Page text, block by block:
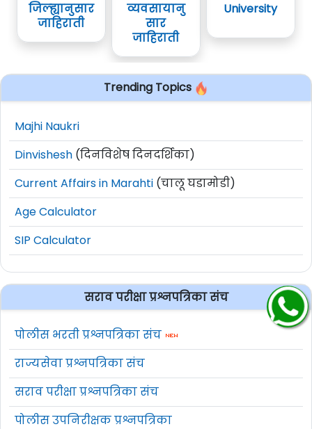
जिल्ह्यानुसार
जाहिराती
व्यवसायानु
सार
जाहिराती
University
Trending Topics
Majhi Naukri
Dinvishesh (दिनविशेष दिनदर्शिका)
Current Affairs in Marahti (चालू घडामोडी)
Age Calculator
SIP Calculator
सराव परीक्षा प्रश्नपत्रिका संच
पोलीस भरती प्रश्नपत्रिका संच
राज्यसेवा प्रश्नपत्रिका संच
सराव परीक्षा प्रश्नपत्रिका संच
पोलीस उपनिरीक्षक प्रश्नपत्रिका